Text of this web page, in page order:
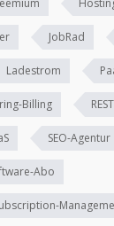
JobRad
Ladestrom
Billing
SEO-Agentur
Abo